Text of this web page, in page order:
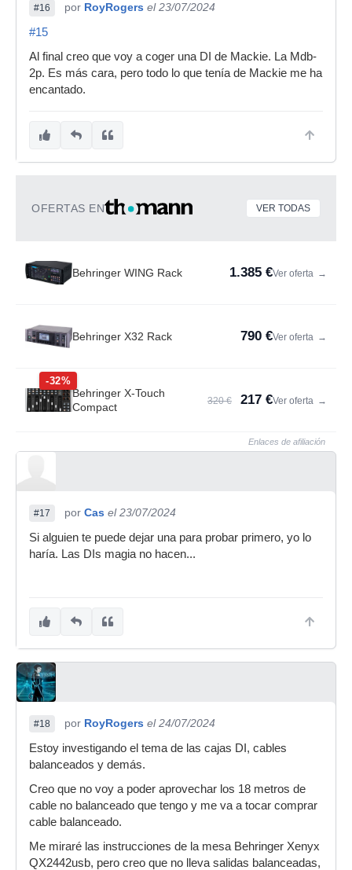
#16 por RoyRogers el 23/07/2024
#15
Al final creo que voy a coger una DI de Mackie. La Mdb-
2p. Es más cara, pero todo lo que tenía de Mackie me ha
encantado.
OFERTAS EN VER TODAS
Behringer WING Rack 1.385 €Ver oferta →
Behringer X32 Rack 790 €Ver oferta →
-32%
Behringer X-Touch
Compact
320 € 217 €Ver oferta →
Enlaces de afiliación
#17 por Cas el 23/07/2024
Si alguien te puede dejar una para probar primero, yo lo
haría. Las DIs magia no hacen...
#18 por RoyRogers el 24/07/2024
Estoy investigando el tema de las cajas DI, cables
balanceados y demás.
Creo que no voy a poder aprovechar los 18 metros de
cable no balanceado que tengo y me va a tocar comprar
cable balanceado.
Me miraré las instrucciones de la mesa Behringer Xenyx
QX2442usb, pero creo que no lleva salidas balanceadas,